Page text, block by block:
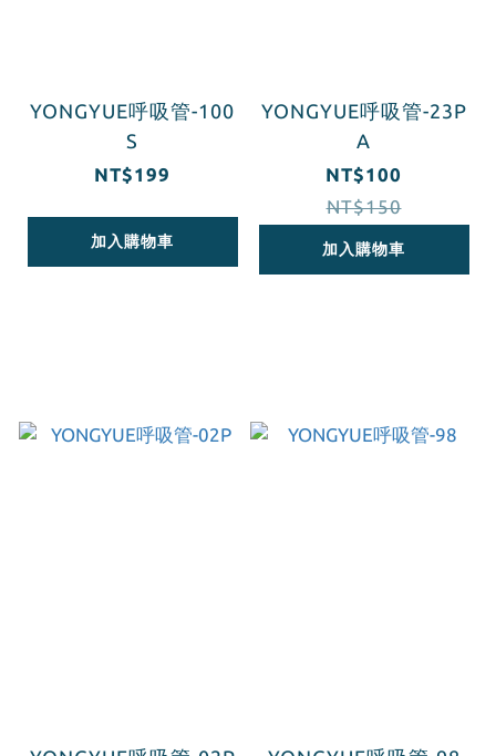
YONGYUE呼吸管-100
S
NT$199
加入購物車
YONGYUE呼吸管-23P
A
NT$100
NT$150
加入購物車